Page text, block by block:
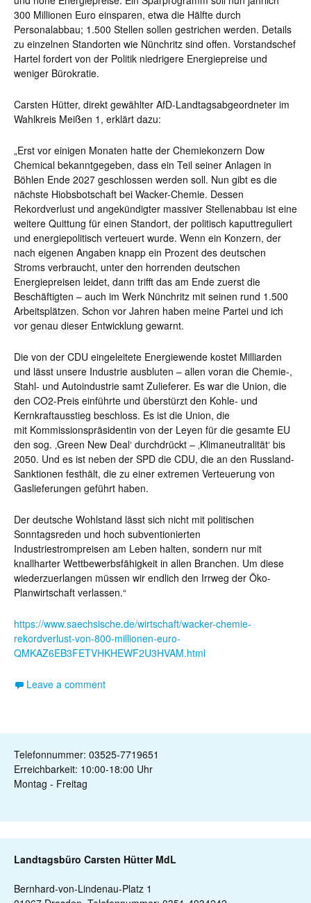
300 Millionen Euro einsparen, etwa die Hälfte durch
Personalabbau; 1.500 Stellen sollen gestrichen werden. Details
zu einzelnen Standorten wie Nünchritz sind offen. Vorstandschef
Hartel fordert von der Politik niedrigere Energiepreise und
weniger Bürokratie.
Carsten Hütter, direkt gewählter AfD-Landtagsabgeordneter im
Wahlkreis Meißen 1, erklärt dazu:
„Erst vor einigen Monaten hatte der Chemiekonzern Dow
Chemical bekanntgegeben, dass ein Teil seiner Anlagen in
Böhlen Ende 2027 geschlossen werden soll. Nun gibt es die
nächste Hiobsbotschaft bei Wacker-Chemie. Dessen
Rekordverlust und angekündigter massiver Stellenabbau ist eine
weitere Quittung für einen Standort, der politisch kaputtreguliert
und energiepolitisch verteuert wurde. Wenn ein Konzern, der
nach eigenen Angaben knapp ein Prozent des deutschen
Stroms verbraucht, unter den horrenden deutschen
Energiepreisen leidet, dann trifft das am Ende zuerst die
Beschäftigten – auch im Werk Nünchritz mit seinen rund 1.500
Arbeitsplätzen. Schon vor Jahren haben meine Partei und ich
vor genau dieser Entwicklung gewarnt.
Die von der CDU eingeleitete Energiewende kostet Milliarden
und lässt unsere Industrie ausbluten – allen voran die Chemie-,
Stahl- und Autoindustrie samt Zulieferer. Es war die Union, die
den CO2-Preis einführte und überstürzt den Kohle- und
Kernkraftausstieg beschloss. Es ist die Union, die
mit Kommissionspräsidentin von der Leyen für die gesamte EU
den sog. ‚Green New Deal‘ durchdrückt – ‚Klimaneutralität‘ bis
2050. Und es ist neben der SPD die CDU, die an den Russland-
Sanktionen festhält, die zu einer extremen Verteuerung von
Gaslieferungen geführt haben.
Der deutsche Wohlstand lässt sich nicht mit politischen
Sonntagsreden und hoch subventionierten
Industriestrompreisen am Leben halten, sondern nur mit
knallharter Wettbewerbsfähigkeit in allen Branchen. Um diese
wiederzuerlangen müssen wir endlich den Irrweg der Öko-
Planwirtschaft verlassen.“
https://www.saechsische.de/wirtschaft/wacker-chemie-
rekordverlust-von-800-millionen-euro-
QMKAZ6EB3FETVHKHEWF2U3HVAM.html
Leave a comment
Telefonnummer: 03525-7719651
Erreichbarkeit: 10:00-18:00 Uhr
Montag - Freitag
Landtagsbüro Carsten Hütter MdL
Bernhard-von-Lindenau-Platz 1